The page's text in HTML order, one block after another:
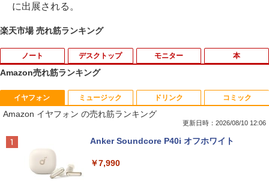
に出展される。
楽天市場 売れ筋ランキング
ノート
1
超得5,000円OFF&P10倍｜高性能Core i5
第10世代｜新生活応援 豪華特典付き｜最
大180日保証｜中古ノートパソコン Wind
15.6 テンキー付き｜中古ノートパソコン
ソコン｜パソコン｜中古PC
デスクトップ
1
中古パソコン 一体型 富士通 ESPRIMO F
H52/S FMVF52SW Windows10 Celeron
1005M 1.90GHz メモリ4GB 1TB 21.5イ
AN 3ヶ月保証 wd2685 中古
￥15,800
モニター
1
【エントリーで最大全額ポイント還元｜
8/11まで】 PHILIPS｜フィリップス USB
-C接続 PCモニター ブラック 24E1N130
イド /100Hz]
￥19,620
本
1
おいしい！イラストレッスン クレパス
で描きました [ momo ]
￥1,518
Amazon売れ筋ランキング
イヤフォン
Amazon イヤフォン の売れ筋ランキング
更新日時：2026/08/10 12:06
Anker Soundcore P40i オフホワイト
￥7,990
ミュージック ドリンク コミック